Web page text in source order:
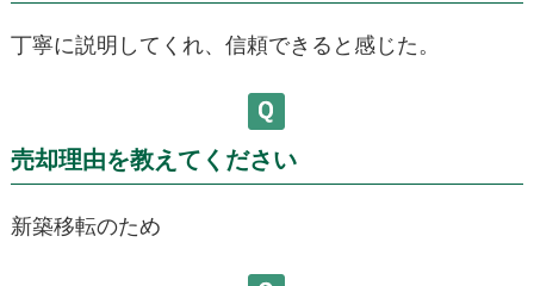
丁寧に説明してくれ、信頼できると感じた。
売却理由を教えてください
新築移転のため